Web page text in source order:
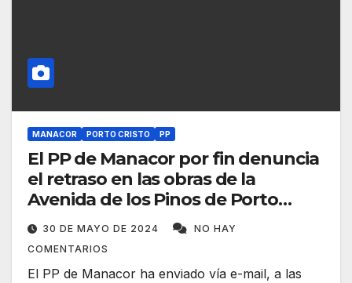
MANACOR PORTO CRISTO PP
El PP de Manacor por fin denuncia
el retraso en las obras de la
Avenida de los Pinos de Porto
Cristo
30 DE MAYO DE 2024
NO HAY
COMENTARIOS
El PP de Manacor ha enviado vía e-mail, a las